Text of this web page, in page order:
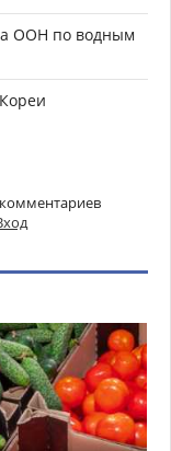
ООН по водным